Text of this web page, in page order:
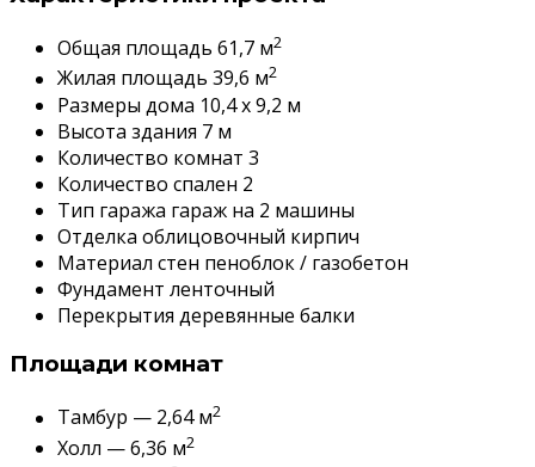
Общая площадь 61,7 м2
Жилая площадь 39,6 м2
Размеры дома 10,4 x 9,2 м
Высота здания 7 м
Количество комнат 3
Количество спален 2
Тип гаража гараж на 2 машины
Отделка облицовочный кирпич
Материал стен пеноблок / газобетон
Фундамент ленточный
Перекрытия деревянные балки
Площади комнат
Тамбур — 2,64 м2
Холл — 6,36 м2